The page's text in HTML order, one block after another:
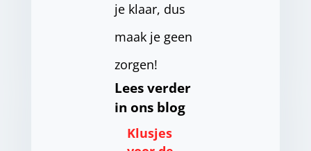
je klaar, dus
maak je geen
zorgen!
Lees verder
in ons blog
Klusjes